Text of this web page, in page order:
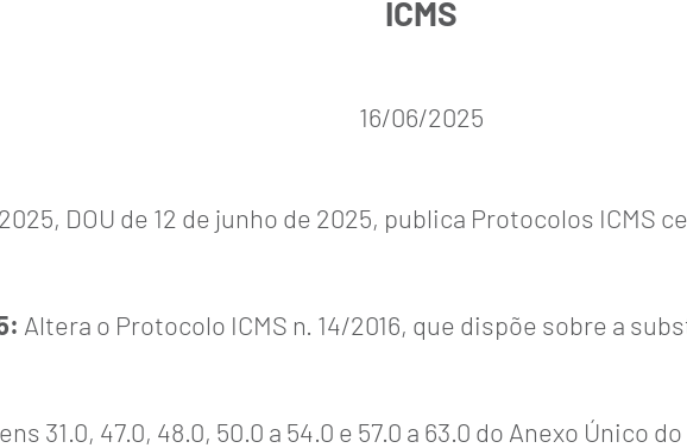
ICMS
16/06/2025
DOU de 12 de junho de 2025, publica Protocolos
Altera o Protocolo ICMS n. 14/2016, que dispõe sobre a
31.0, 47.0, 48.0, 50.0 a 54.0 e 57.0 a 63.0 do Anexo Único